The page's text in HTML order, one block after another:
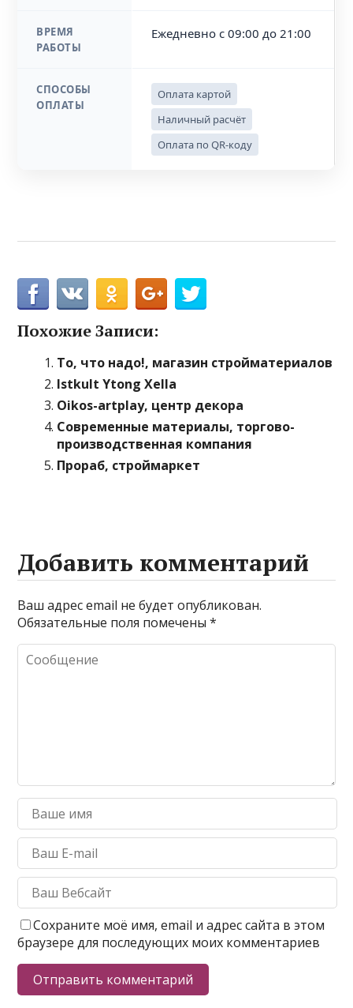
ВРЕМЯ
РАБОТЫ
Ежедневно с 09:00 до 21:00
СПОСОБЫ
ОПЛАТЫ
Оплата картой
Наличный расчёт
Оплата по QR-коду
Похожие Записи:
То, что надо!, магазин стройматериалов
Istkult Ytong Xella
Oikos-artplay, центр декора
Современные материалы, торгово-
производственная компания
Прораб, строймаркет
Добавить комментарий
Ваш адрес email не будет опубликован.
Обязательные поля помечены*
Сохраните моё имя, email и адрес сайта в этом
браузере для последующих моих комментариев